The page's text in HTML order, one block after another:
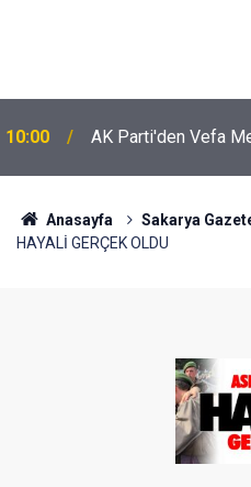
10:00 AK Parti'den Vefa
Anasayfa Sakarya
HAYALİ GERÇEK OLDU